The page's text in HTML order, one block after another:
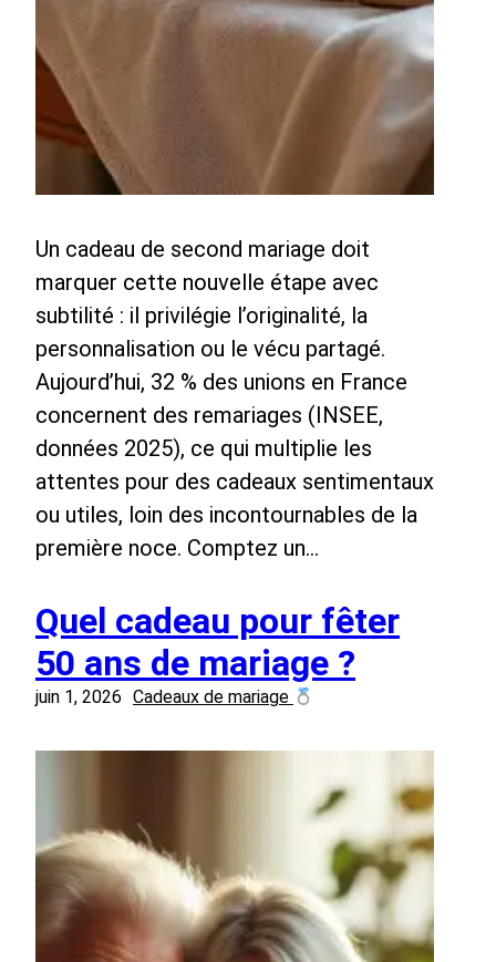
Un cadeau de second mariage doit
marquer cette nouvelle étape avec
subtilité : il privilégie l’originalité, la
personnalisation ou le vécu partagé.
Aujourd’hui, 32 % des unions en France
concernent des remariages (INSEE,
données 2025), ce qui multiplie les
attentes pour des cadeaux sentimentaux
ou utiles, loin des incontournables de la
première noce. Comptez un…
Quel cadeau pour fêter
50 ans de mariage ?
juin 1, 2026 Cadeaux de mariage